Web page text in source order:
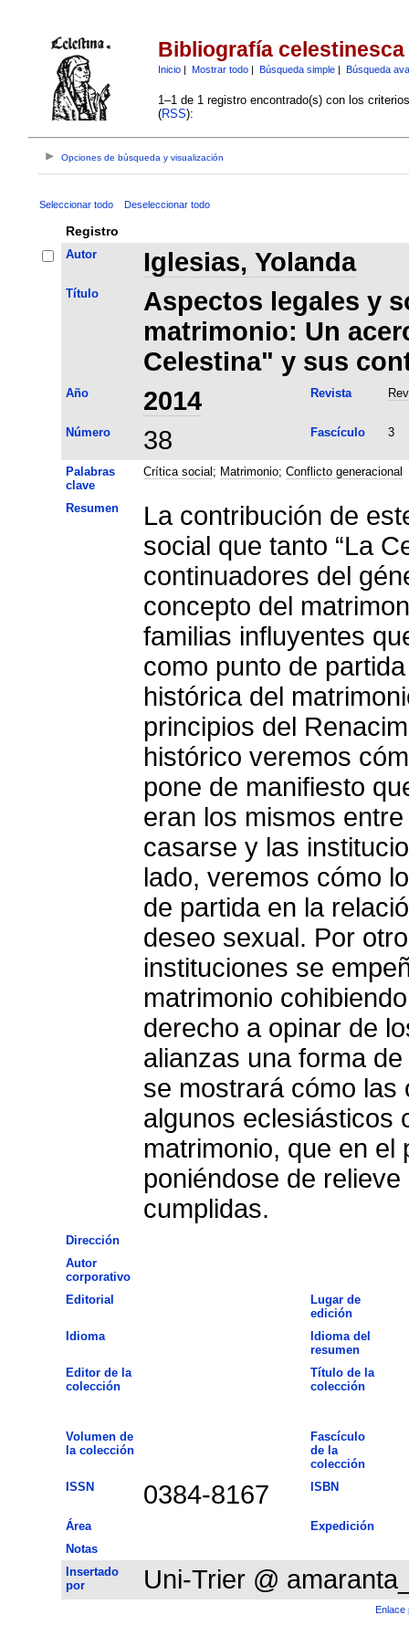
Bibliografía celestinesca
Inicio| Mostrar todo| Búsqueda simple| Búsqueda
1–1 de 1 registro encontrado(s) con los
(RSS):
Opciones de búsqueda y visualización
Seleccionar todo Deseleccionar todo
Registro
Autor Iglesias, Yolanda
Título
Aspectos legales y
matrimonio: Un
Celestina" y sus
Año 2014 Revista
Número 38 Fascículo 3
Palabras
clave
Crítica social ; Matrimonio; Conflicto generacional
Resumen
La contribución de
social que tanto “La
continuadores del
concepto del
familias influyentes
como punto de
histórica del
principios del
histórico veremos
pone de manifiesto
eran los mismos
casarse y las
lado, veremos cómo
de partida en la
deseo sexual. Por
instituciones se
matrimonio
derecho a opinar de
alianzas una forma
se mostrará cómo las
algunos eclesiásticos
matrimonio, que en
poniéndose de
cumplidas.
Dirección
Autor
corporativo
Editorial
Lugar de
edición
Idioma
Idioma del
resumen
Editor de la
colección
Título de la
colección
Volumen de
la colección
Fascículo
de la
colección
ISSN
0384-8167 ISBN
Área
Expedición
Notas
Insertado
por
Uni-Trier @
Enlace